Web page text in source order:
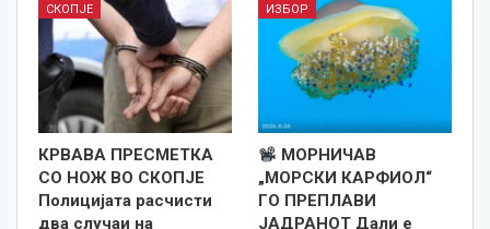
СКОПЈЕ
КРВАВА ПРЕСМЕТКА
СО НОЖ ВО СКОПЈЕ
Полицијата расчисти
два случаи на
ИЗБОР
МОРНИЧАВ
„МОРСКИ КАРФИОЛ“
ГО ПРЕПЛАВИ
ЈАДРАНОТ Дали е